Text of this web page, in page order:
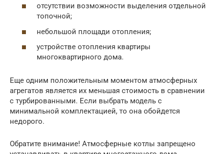
отсутствии возможности выделения отдельной
топочной;
небольшой площади отопления;
устройстве отопления квартиры
многоквартирного дома.
Еще одним положительным моментом атмосферных
агрегатов является их меньшая стоимость в сравнении
с турбированными. Если выбрать модель с
минимальной комплектацией, то она обойдется
недорого.
Обратите внимание! Атмосферные котлы запрещено